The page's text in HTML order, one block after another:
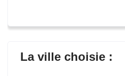
La ville choisie :